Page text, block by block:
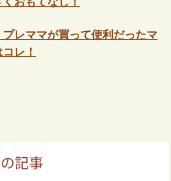
レママが買って便利だったマ
レ！
記事